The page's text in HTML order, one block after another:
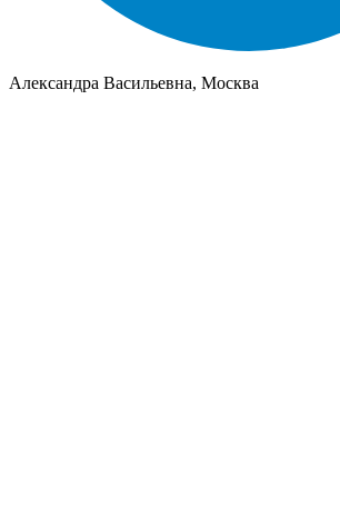
Александра Васильевна, Москва